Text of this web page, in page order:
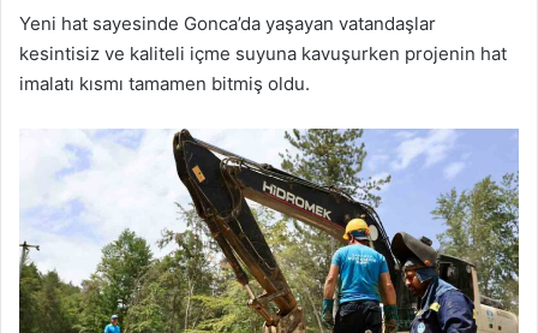
Yeni hat sayesinde Gonca’da yaşayan vatandaşlar
kesintisiz ve kaliteli içme suyuna kavuşurken projenin hat
imalatı kısmı tamamen bitmiş oldu.